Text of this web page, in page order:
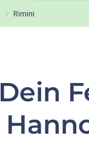
Rimini
Dein